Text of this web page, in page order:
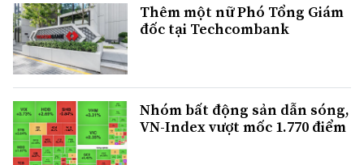
Thêm một nữ Phó Tổng Giám
đốc tại Techcombank
Nhóm bất động sản dẫn sóng,
VN-Index vượt mốc 1.770 điểm